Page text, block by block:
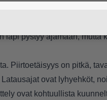
saavat vaurioita
Kaupungeissa on
läpi pystyy ajamaan, mutta
Piirtoetäisyys on pitkä,
ovat lyhyehköt,
ovat kohtuullista